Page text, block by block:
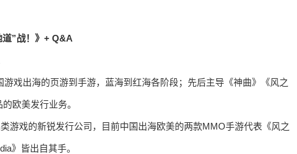
道”战！》+ Q&A
戏出海的页游到手游，蓝海到红海各阶段；先后主导《神曲》《风之
欧美发行业务。
游戏的新锐发行公司，目前中国出海欧美的两款MMO手游代表《风之
》皆出自其手。